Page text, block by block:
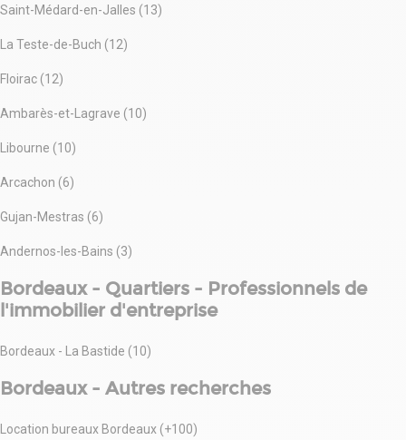
Saint-Médard-en-Jalles (13)
La Teste-de-Buch (12)
Floirac (12)
Ambarès-et-Lagrave (10)
Libourne (10)
Arcachon (6)
Gujan-Mestras (6)
Andernos-les-Bains (3)
Bordeaux - Quartiers - Professionnels de
l'immobilier d'entreprise
Bordeaux - La Bastide (10)
Bordeaux - Autres recherches
Location bureaux Bordeaux (+100)